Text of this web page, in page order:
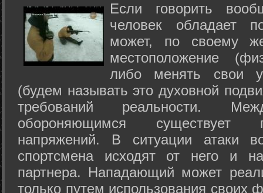
Если говорить
человек обладает
может, по своему
местоположение
либо менять свои
(будем называть это духовной
требований реальности.
обороняющимся существует
напряжений. В ситуации атаки
спортсмена исходят от него и
партнера. Нападающий может
только путем использования своих